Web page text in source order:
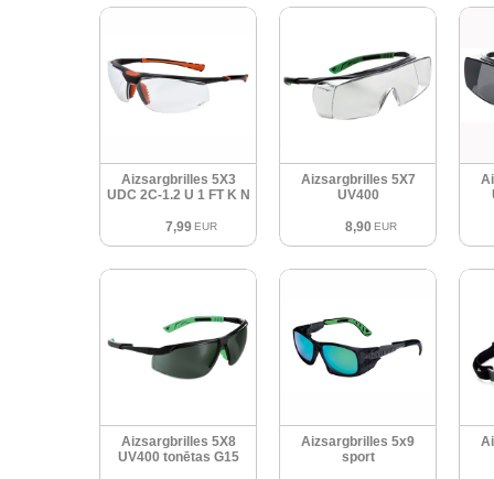
Aizsargbrilles 5X3
UDC 2C-1.2 U 1 FT K N
7,99 EUR
Aizsargbrilles 5X7
UV400
8,90 EUR
Aizsargbrilles 5X8
UV400 tonētas G15
Aizsargbrilles 5x9
sport